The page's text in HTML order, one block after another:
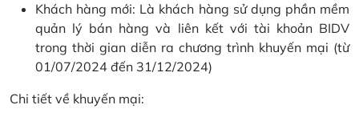
Khách hàng mới: Là khách hàng sử dụng phần mềm
quản lý bán hàng và liên kết với tài khoản BIDV
trong thời gian diễn ra chương trình khuyến mại (từ
01/07/2024 đến 31/12/2024)
Chi tiết về khuyến mại: